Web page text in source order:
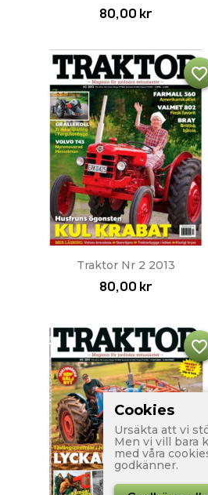
80,00 kr
Snabbvy
Traktor Nr 2 2013
80,00 kr
Cookies
Ursäkta att vi
Men vi vill bara
med våra
godkänner.